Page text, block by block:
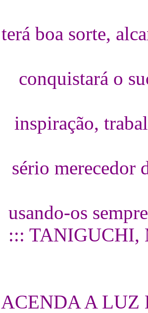
terá boa sorte,
conquistará o
inspiração,
sério merecedor
usando-os
::: TANIGUCHI,
ACENDA A LUZ